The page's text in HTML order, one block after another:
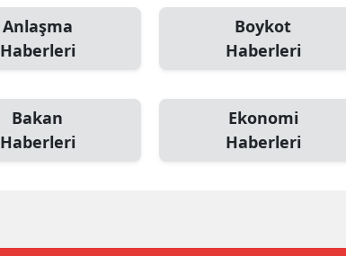
Denizli
Erzincan
Anlaşma
Haberleri
Boykot
Haberleri
Bakan
Haberleri
Ekonomi
Haberleri